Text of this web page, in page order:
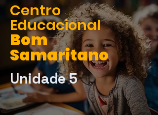
Centro
Educacional
Bom
Samaritano
Unidade 5